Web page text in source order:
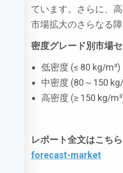
ています。さらに、
市場拡大のさらなる
密度グレード別市場
低密度 (≤ 80 kg/m³)
中密度 (80～150
高密度 (≥ 150 kg/
レポート全文はこちら
forecast-market